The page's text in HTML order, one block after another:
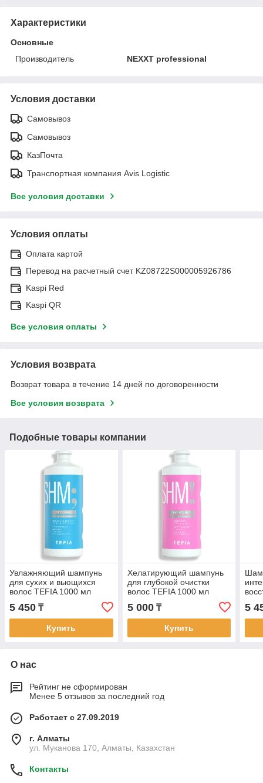
Характеристики
Основные
Производитель
NEXXT professional
Условия доставки
Самовывоз
Самовывоз
КазПочта
Транспортная компания Avis Logistic
Все условия доставки
Условия оплаты
Оплата картой
Перевод на расчетный счет KZ08722S000005926786
Kaspi Red
Kaspi QR
Все условия оплаты
Условия возврата
Возврат товара в течение 14 дней по договоренности
Все условия возврата
Подобные товары компании
Увлажняющий шампунь
для сухих и вьющихся
волос TEFIA 1000 мл
5 450 ₸
Купить
Хелатирующий шампунь
для глубокой очистки
волос TEFIA 1000 мл
5 000₸
Купить
5
О нас
Рейтинг не сформирован
Менее 5 отзывов за последний год
Работает с 27.09.2019
г. Алматы
ул. Муканова 170, Алматы, Казахстан
Контакты